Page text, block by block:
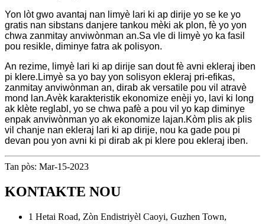
Yon lòt gwo avantaj nan limyè lari ki ap dirije yo se ke yo
gratis nan sibstans danjere tankou mèki ak plon, fè yo yon
chwa zanmitay anviwònman an.Sa vle di limyè yo ka fasil
pou resikle, diminye fatra ak polisyon.
An rezime, limyè lari ki ap dirije san dout fè avni ekleraj iben
pi klere.Limyè sa yo bay yon solisyon ekleraj pri-efikas,
zanmitay anviwònman an, dirab ak versatile pou vil atravè
mond lan.Avèk karakteristik ekonomize enèji yo, lavi ki long
ak klète reglabl, yo se chwa pafè a pou vil yo kap diminye
enpak anviwònman yo ak ekonomize lajan.Kòm plis ak plis
vil chanje nan ekleraj lari ki ap dirije, nou ka gade pou pi
devan pou yon avni ki pi dirab ak pi klere pou ekleraj iben.
Tan pòs: Mar-15-2023
KONTAKTE NOU
1 Hetai Road, Zòn Endistriyèl Caoyi, Guzhen Town,